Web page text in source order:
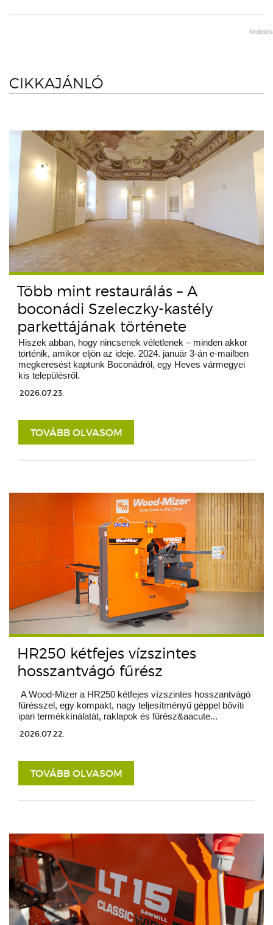
hirdetés
CIKKAJÁNLÓ
Több mint restaurálás – A
boconádi Szeleczky-kastély
parkettájának története
Hiszek abban, hogy nincsenek véletlenek – minden akkor
történik, amikor eljön az ideje. 2024. január 3-án e-mailben
megkeresést kaptunk Boconádról, egy Heves vármegyei
kis településről.
2026.07.23.
TOVÁBB OLVASOM
HR250 kétfejes vízszintes
hosszantvágó fűrész
A Wood-Mizer a HR250 kétfejes vízszintes hosszantvágó
fűrésszel, egy kompakt, nagy teljesítményű géppel bővíti
ipari termékkínálatát, raklapok és fűrész&aacute...
2026.07.22.
TOVÁBB OLVASOM